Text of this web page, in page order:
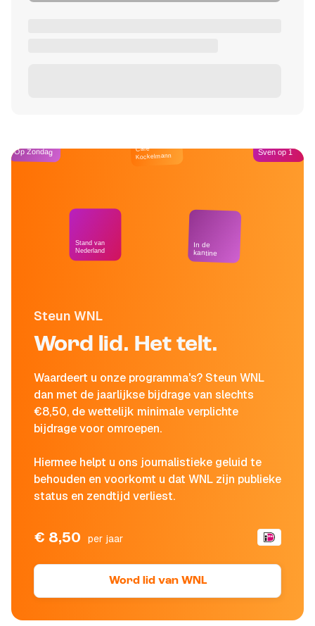
Steun WNL
Word lid. Het telt.
Waardeert u onze programma's? Steun WNL
dan met de jaarlijkse bijdrage van slechts
€8,50, de wettelijk minimale verplichte
bijdrage voor omroepen.
Hiermee helpt u ons journalistieke geluid te
behouden en voorkomt u dat WNL zijn publieke
status en zendtijd verliest.
€ 8,50 per jaar
Word lid van WNL
Op Zondag
Stand van
Nederland
Café
Kockelmann
In de
kantine
Sven op 1